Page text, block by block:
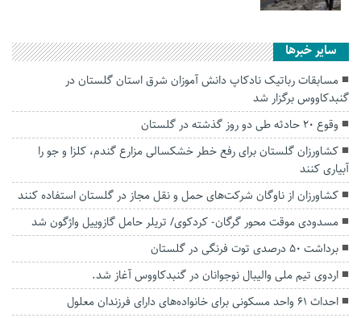
سایر خبرها
مسابقات رباتیک نادکاپ دانش آموزان شرق استان گلستان در
گنبدکاووس برگزار شد
وقوع ۲۰ حادثه طی دو روز گذشته در گلستان
کشاورزان گلستان برای رفع خطر خشکسالی مزارع گندم، کلزا و جو را
آبیاری کنند
کشاورزان از ناوگان شرکت‌های حمل و نقل مجاز در گلستان استفاده کنند
مسدودی موقت محور گرگان- کردکوی/ تریلر حامل گازوییل واژگون شد
برداشت ۵۰ درصدی توت فرنگی در گلستان
اردوی تیم ملی والیبال نوجوانان در گنبدکاووس آغاز شد.
احداث ۶۱ واحد مسکونی برای خانواده‌های دارای فرزندان معلول